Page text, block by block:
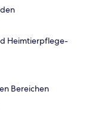
Heimtierpflege-
Bereichen